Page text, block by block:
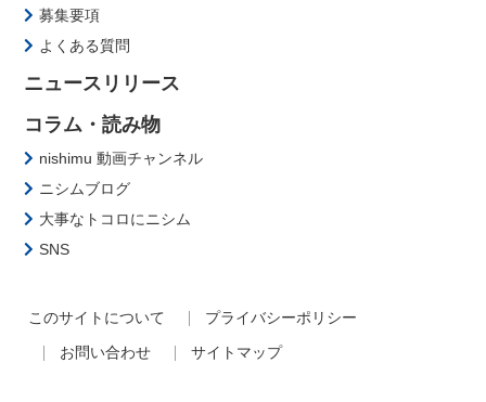
募集要項
よくある質問
ニュースリリース
コラム・読み物
nishimu 動画チャンネル
ニシムブログ
大事なトコロにニシム
SNS
このサイトについて
プライバシーポリシー
お問い合わせ
サイトマップ